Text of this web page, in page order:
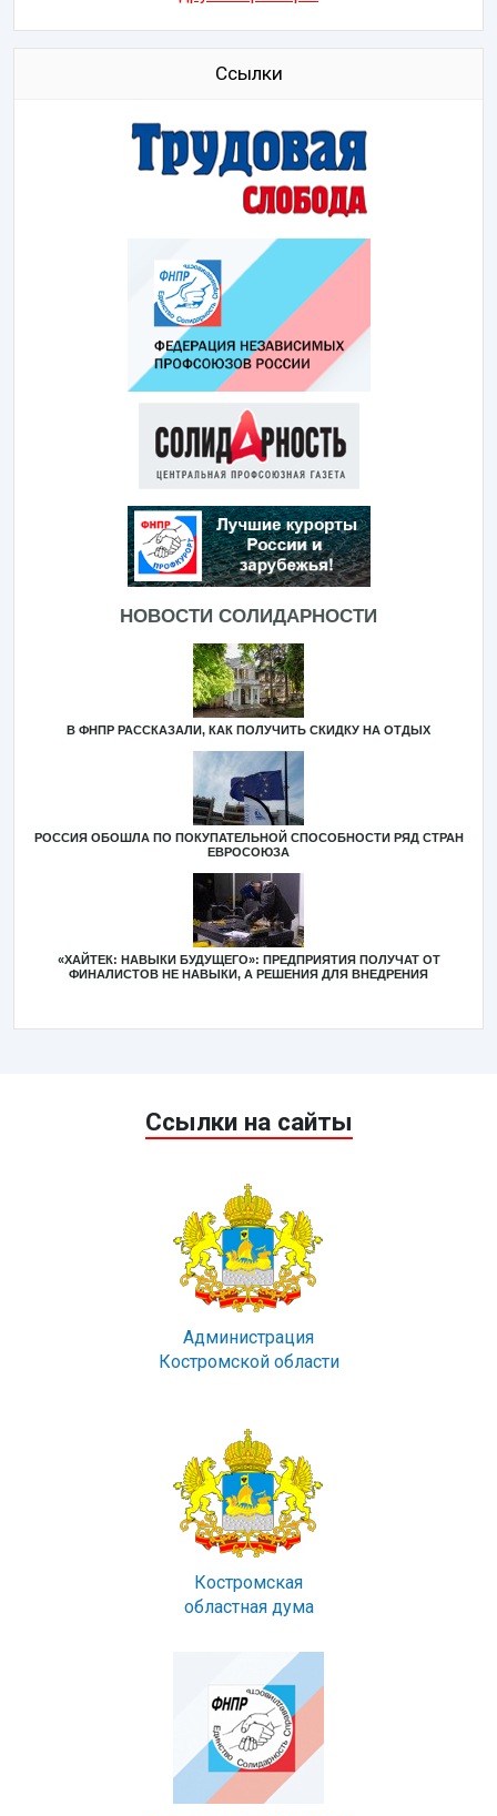
Ссылки
НОВОСТИ СОЛИДАРНОСТИ
В ФНПР РАССКАЗАЛИ, КАК ПОЛУЧИТЬ СКИДКУ НА ОТДЫХ
РОССИЯ ОБОШЛА ПО ПОКУПАТЕЛЬНОЙ СПОСОБНОСТИ РЯД СТРАН
ЕВРОСОЮЗА
«ХАЙТЕК: НАВЫКИ БУДУЩЕГО»: ПРЕДПРИЯТИЯ ПОЛУЧАТ ОТ
ФИНАЛИСТОВ НЕ НАВЫКИ, А РЕШЕНИЯ ДЛЯ ВНЕДРЕНИЯ
Ссылки на сайты
Администрация
Костромской области
Костромская
областная дума